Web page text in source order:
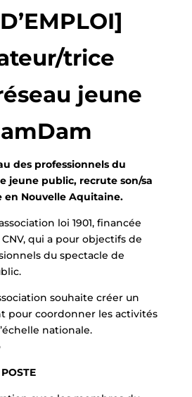
trice
jeune
des professionnels du
jeune public, recrute son/sa
Nouvelle Aquitaine.
loi 1901, financée
qui a pour objectifs de
du spectacle de
souhaite créer un
pour coordonner les activités
nationale.